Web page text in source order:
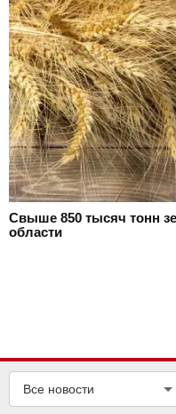
Свыше 850 тысяч тонн
области
Все новости